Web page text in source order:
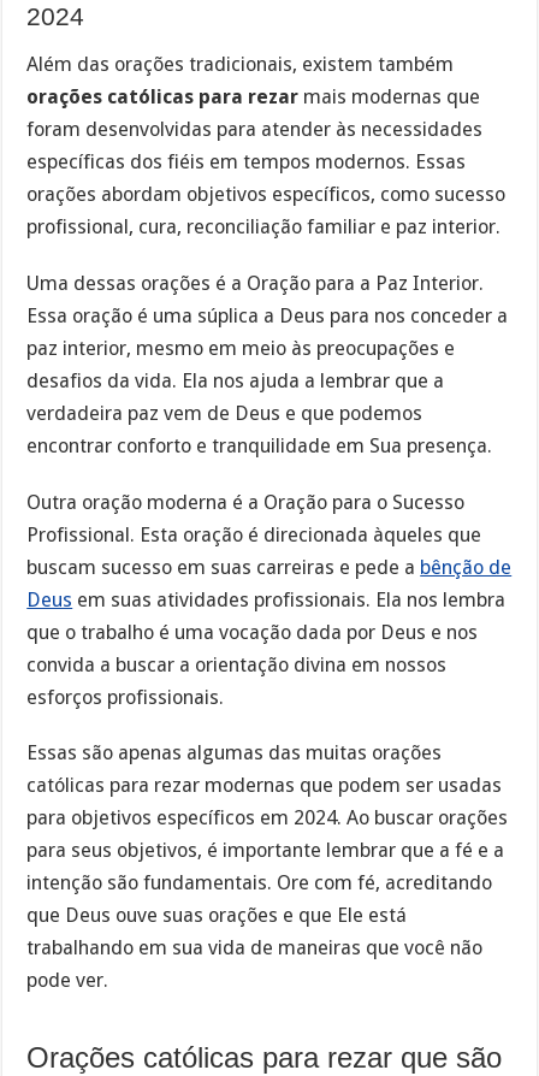
2024
Além das orações tradicionais, existem também
orações católicas para rezar mais modernas que
foram desenvolvidas para atender às necessidades
específicas dos fiéis em tempos modernos. Essas
orações abordam objetivos específicos, como sucesso
profissional, cura, reconciliação familiar e paz interior.
Uma dessas orações é a Oração para a Paz Interior.
Essa oração é uma súplica a Deus para nos conceder a
paz interior, mesmo em meio às preocupações e
desafios da vida. Ela nos ajuda a lembrar que a
verdadeira paz vem de Deus e que podemos
encontrar conforto e tranquilidade em Sua presença.
Outra oração moderna é a Oração para o Sucesso
Profissional. Esta oração é direcionada àqueles que
buscam sucesso em suas carreiras e pede a bênção de
Deus em suas atividades profissionais. Ela nos lembra
que o trabalho é uma vocação dada por Deus e nos
convida a buscar a orientação divina em nossos
esforços profissionais.
Essas são apenas algumas das muitas orações
católicas para rezar modernas que podem ser usadas
para objetivos específicos em 2024. Ao buscar orações
para seus objetivos, é importante lembrar que a fé e a
intenção são fundamentais. Ore com fé, acreditando
que Deus ouve suas orações e que Ele está
trabalhando em sua vida de maneiras que você não
pode ver.
Orações católicas para rezar que são